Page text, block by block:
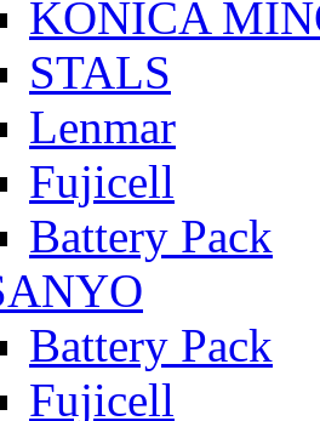
KONICA
STALS
Lenmar
Fujicell
Battery Pack
Battery Pack
Fujicell